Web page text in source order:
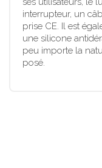
interrupteur, un
prise CE. Il est
une silicone
peu importe la
posé.